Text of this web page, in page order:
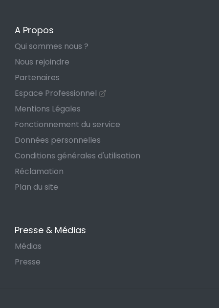
A Propos
Qui sommes nous ?
Nous rejoindre
Partenaires
Espace Professionnel
Mentions Légales
Fonctionnement du service
Données personnelles
Conditions générales d'utilisation
Réclamation
Plan du site
Presse & Médias
Médias
Presse